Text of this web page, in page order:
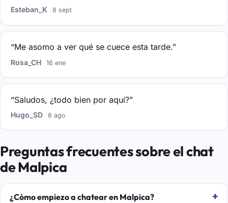
Esteban_K 8 sept
“Me asomo a ver qué se cuece esta tarde.”
Rosa_CH 16 ene
“Saludos, ¿todo bien por aquí?”
Hugo_SD 8 ago
Preguntas frecuentes sobre el chat
de Malpica
¿Cómo empiezo a chatear en Malpica?